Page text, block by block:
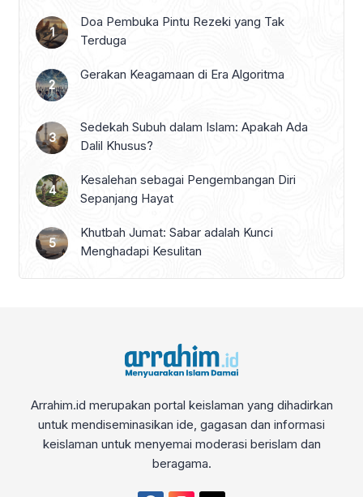
Doa Pembuka Pintu Rezeki yang Tak
Terduga
Gerakan Keagamaan di Era Algoritma
Sedekah Subuh dalam Islam: Apakah Ada
Dalil Khusus?
Kesalehan sebagai Pengembangan Diri
Sepanjang Hayat
Khutbah Jumat: Sabar adalah Kunci
Menghadapi Kesulitan
Arrahim.id merupakan portal keislaman yang dihadirkan
untuk mendiseminasikan ide, gagasan dan informasi
keislaman untuk menyemai moderasi berislam dan
beragama.